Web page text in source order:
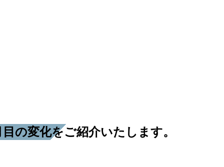
の変化をご紹介いたします。